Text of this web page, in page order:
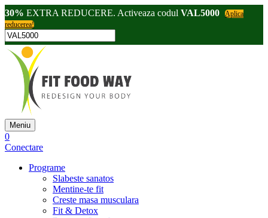
30% EXTRA REDUCERE. Activeaza codul VAL5000
Aplica
reducerea!
Meniu
0
Conectare
Programe
Slabeste sanatos
Mentine-te fit
Creste masa musculara
Fit & Detox